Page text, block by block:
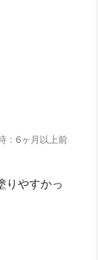
：6ヶ月以上前
りやすかっ